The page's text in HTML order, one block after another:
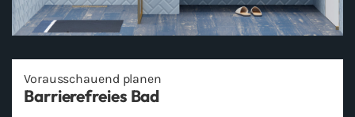
Vor­aus­schau­end pla­nen
Bar­rie­re­frei­es Bad